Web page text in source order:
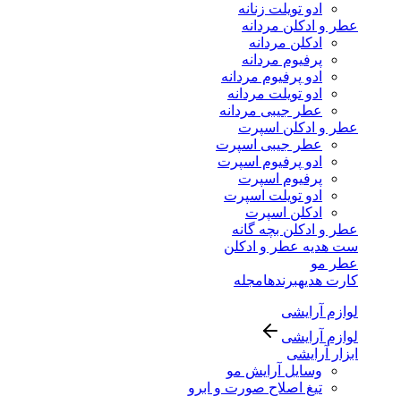
ادو تویلت زنانه
عطر و ادکلن مردانه
ادکلن مردانه
پرفیوم مردانه
ادو پرفیوم مردانه
ادو تویلت مردانه
عطر جیبی مردانه
عطر و ادکلن اسپرت
عطر جیبی اسپرت
ادو پرفیوم اسپرت
پرفیوم اسپرت
ادو تویلت اسپرت
ادکلن اسپرت
عطر و ادکلن بچه گانه
ست هدیه عطر و ادکلن
عطر مو
کارت هدیهبرندهامجله
لوازم آرایشی
لوازم آرایشی
ابزار آرایشی
وسایل آرایش مو
تیغ اصلاح صورت و ابرو